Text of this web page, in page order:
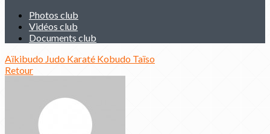
Photos club
Vidéos club
Documents club
Aïkibudo Judo Karaté Kobudo Taïso
Retour